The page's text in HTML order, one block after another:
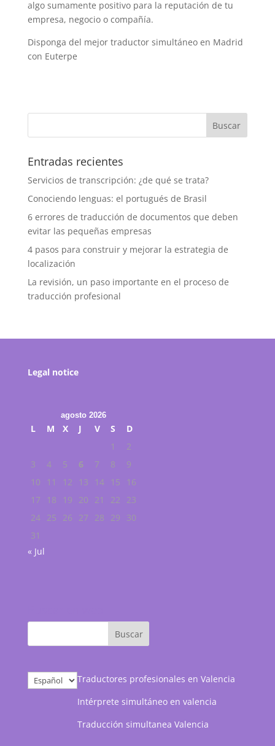
algo sumamente positivo para la reputación de tu
empresa, negocio o compañía.
Disponga del mejor traductor simultáneo en Madrid
con Euterpe
Entradas recientes
Servicios de transcripción: ¿de qué se trata?
Conociendo lenguas: el portugués de Brasil
6 errores de traducción de documentos que deben
evitar las pequeñas empresas
4 pasos para construir y mejorar la estrategia de
localización
La revisión, un paso importante en el proceso de
traducción profesional
Legal notice
agosto 2026
L M X J V S
D
1
2
3
4 5 6 7 8
9
10
11 12 13 14 15
16
17
18 19 20 21 22
23
24 25 26 27 28 29
30
31
« Jul
Elegir
un
Traductores profesionales en Valencia
Intérprete simultáneo en valencia
Traducción simultanea Valencia